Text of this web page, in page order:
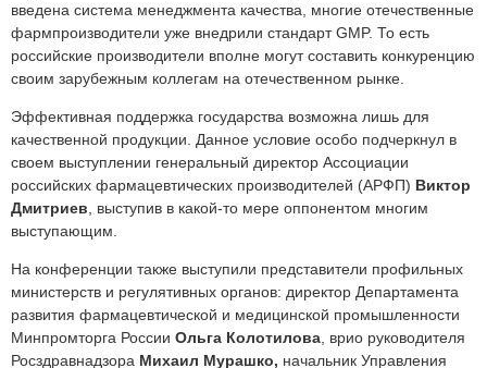
введена система менеджмента качества, многие отечественные
фармпроизводители уже внедрили стандарт GMP. То есть
российские производители вполне могут составить конкуренцию
своим зарубежным коллегам на отечественном рынке.
Эффективная поддержка государства возможна лишь для
качественной продукции. Данное условие особо подчеркнул в
своем выступлении генеральный директор Ассоциации
российских фармацевтических производителей (АРФП) Виктор
Дмитриев , выступив в какой-то мере оппонентом многим
выступающим.
На конференции также выступили представители профильных
министерств и регулятивных органов: директор Департамента
развития фармацевтической и медицинской промышленности
Минпромторга России Ольга Колотилова , врио руководителя
Росздравнадзора Михаил Мурашко, начальник Управления